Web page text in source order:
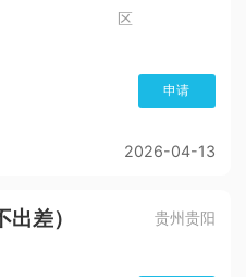
区
申请
2026-04-13
差） 贵州贵阳